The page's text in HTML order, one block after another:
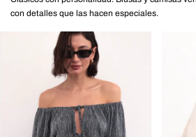
con detalles que las hacen especiales.